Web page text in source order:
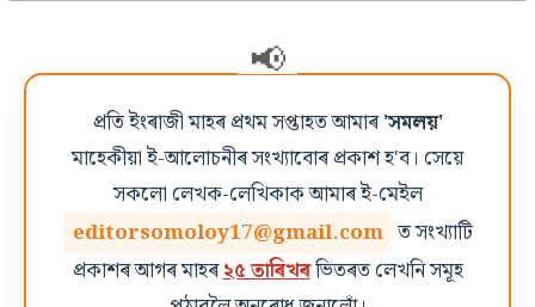
প্ৰতি ইংৰাজী মাহৰ প্ৰথম সপ্তাহত আমাৰ'সমলয়'
মাহেকীয়া ই-আলোচনীৰ সংখ্যাবোৰ প্ৰকাশ হ'ব। সেয়ে
সকলো লেখক-লেখিকাক আমাৰ ই-মেইল
editorsomoloy17@gmail.com ত সংখ্যাটি
প্ৰকাশৰ আগৰ মাহৰ২৫ তাৰিখৰভিতৰত লেখনি সমূহ